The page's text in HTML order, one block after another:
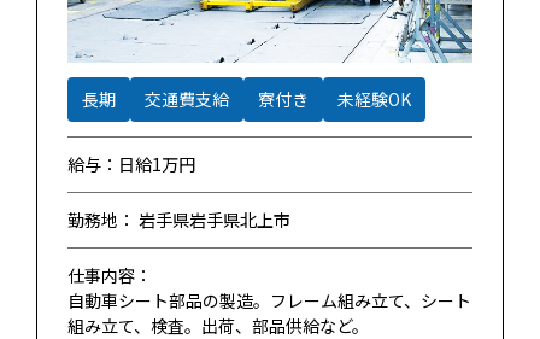
長期 交通費支給 寮付き 未経験OK
給与：日給1万円
勤務地： 岩手県岩手県北上市
仕事内容：
自動車シート部品の製造。フレーム組み立て、シート
組み立て、検査。出荷、部品供給など。